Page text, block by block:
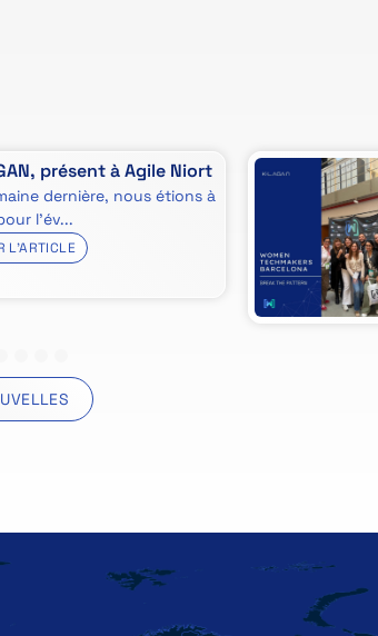
présent à Agile Niort
dernière, nous étions à
l’év...
L'ARTICLE